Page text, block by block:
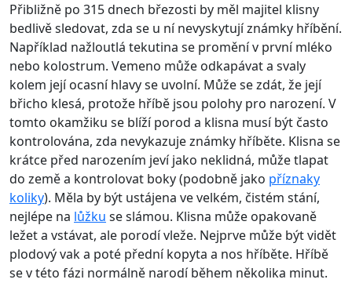
Přibližně po 315 dnech březosti by měl majitel klisny
bedlivě sledovat, zda se u ní nevyskytují známky hříbění.
Například nažloutlá tekutina se promění v první mléko
nebo kolostrum. Vemeno může odkapávat a svaly
kolem její ocasní hlavy se uvolní. Může se zdát, že její
břicho klesá, protože hříbě jsou polohy pro narození. V
tomto okamžiku se blíží porod a klisna musí být často
kontrolována, zda nevykazuje známky hříběte. Klisna se
krátce před narozením jeví jako neklidná, může tlapat
do země a kontrolovat boky (podobně jako příznaky
koliky). Měla by být ustájena ve velkém, čistém stání,
nejlépe na lůžku se slámou. Klisna může opakovaně
ležet a vstávat, ale porodí vleže. Nejprve může být vidět
plodový vak a poté přední kopyta a nos hříběte. Hříbě
se v této fázi normálně narodí během několika minut.